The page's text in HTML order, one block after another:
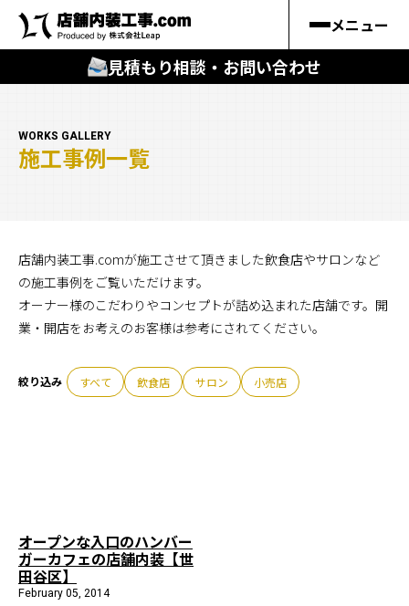
メニュー
見積もり相談・お問い合わせ
🔍︎探す
キーワードから
🔍知る
店舗内装工事.comの強み
WORKS GALLERY
施工事例一覧
店舗内装工事.comが施工させて頂きました飲食店やサロンなど
の施工事例をご覧いただけます。
オーナー様のこだわりやコンセプトが詰め込まれた店舗です。開
業・開店をお考えのお客様は参考にされてください。
すべて 飲食店 サロン 小売店
オープンな入口のハンバー
ガーカフェの店舗内装【世
田谷区】
February 05, 2014